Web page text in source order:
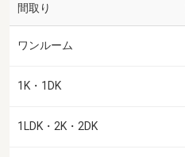
間取り
ワンルーム
1K・1DK
1LDK・2K・2DK